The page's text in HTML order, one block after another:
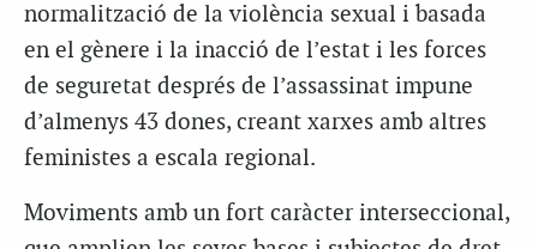
normalització de la violència sexual i basada
en el gènere i la inacció de l’estat i les forces
de seguretat després de l’assassinat impune
d’almenys 43 dones, creant xarxes amb altres
feministes a escala regional.
Moviments amb un fort caràcter interseccional,